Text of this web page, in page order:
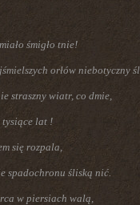
śmigło tnie!
orłów niebotyczny
straszny wiatr, co dmie,
tysiące lat !
się rozpala,
spadochronu śliską nić.
w piersiach walą,